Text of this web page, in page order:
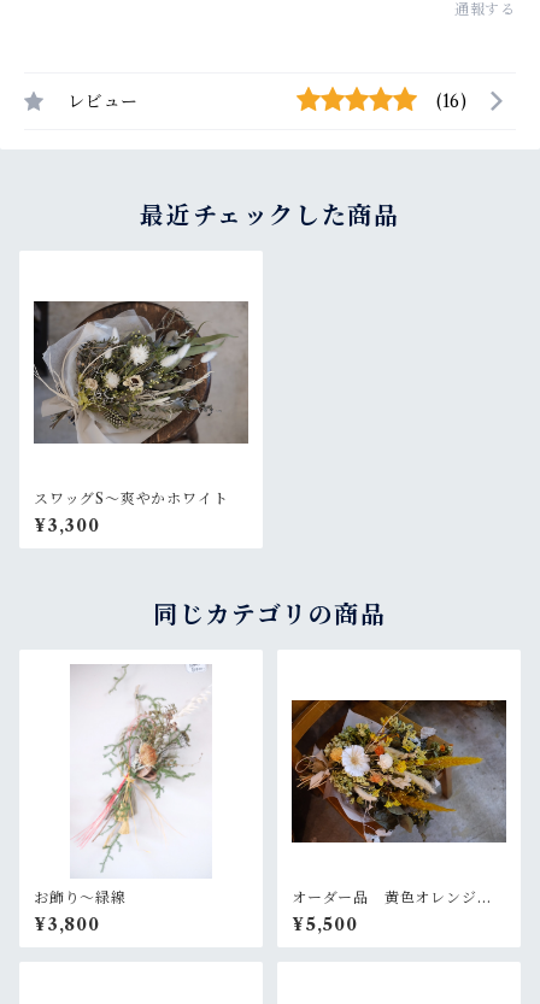
通報する
レビュー (16)
最近チェックした商品
スワッグS〜爽やかホワイト
¥3,300
同じカテゴリの商品
お飾り〜緑線
¥3,800
オーダー品 黄色オレンジの
大きめスワッグ
¥5,500